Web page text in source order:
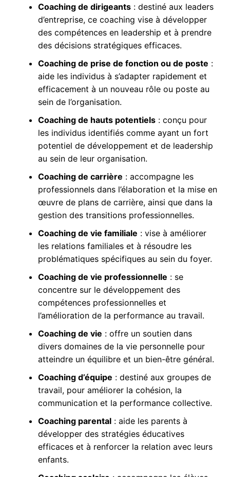
Coaching de dirigeants: destiné aux leaders
d’entreprise, ce coaching vise à développer
des compétences en leadership et à prendre
des décisions stratégiques efficaces.
Coaching de prise de fonction ou de poste :
aide les individus à s’adapter rapidement et
efficacement à un nouveau rôle ou poste au
sein de l’organisation.
Coaching de hauts potentiels: conçu pour
les individus identifiés comme ayant un fort
potentiel de développement et de leadership
au sein de leur organisation.
Coaching de carrière : accompagne les
professionnels dans l’élaboration et la mise en
œuvre de plans de carrière, ainsi que dans la
gestion des transitions professionnelles.
Coaching de vie familiale : vise à améliorer
les relations familiales et à résoudre les
problématiques spécifiques au sein du foyer.
Coaching de vie professionnelle : se
concentre sur le développement des
compétences professionnelles et
l’amélioration de la performance au travail.
Coaching de vie : offre un soutien dans
divers domaines de la vie personnelle pour
atteindre un équilibre et un bien-être général.
Coaching d’équipe : destiné aux groupes de
travail, pour améliorer la cohésion, la
communication et la performance collective.
Coaching parental: aide les parents à
développer des stratégies éducatives
efficaces et à renforcer la relation avec leurs
enfants.